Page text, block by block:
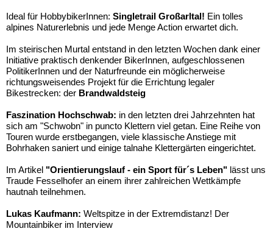
Ideal für HobbybikerInnen: Singletrail Großarltal! Ein tolles
alpines Naturerlebnis und jede Menge Action erwartet dich.
Im steirischen Murtal entstand in den letzten Wochen dank einer
Initiative praktisch denkender BikerInnen, aufgeschlossenen
PolitikerInnen und der Naturfreunde ein möglicherweise
richtungsweisendes Projekt für die Errichtung legaler
Bikestrecken: der Brandwaldsteig
Faszination Hochschwab: in den letzten drei Jahrzehnten hat
sich am "Schwobn" in puncto Klettern viel getan. Eine Reihe von
Touren wurde erstbegangen, viele klassische Anstiege mit
Bohrhaken saniert und einige talnahe Klettergärten eingerichtet.
Im Artikel "Orientierungslauf - ein Sport für´s Leben" lässt uns
Traude Fesselhofer an einem ihrer zahlreichen Wettkämpfe
hautnah teilnehmen.
Lukas Kaufmann: Weltspitze in der Extremdistanz! Der
Mountainbiker im Interview